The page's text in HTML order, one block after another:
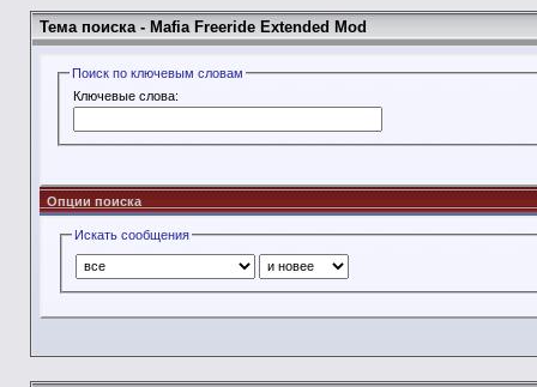
Тема поиска - Mafia Freeride Extended Mod
Поиск по ключевым словам
Ключевые слова:
Опции поиска
Искать сообщения